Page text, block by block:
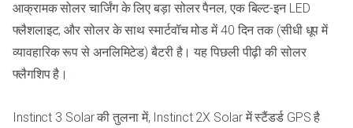
आक्रामक सोलर चार्जिंग के लिए बड़ा सोलर पैनल, एक बिल्ट-इन LED
फ्लैशलाइट, और सोलर के साथ स्मार्टवॉच मोड में 40 दिन तक (सीधी धूप में
व्यावहारिक रूप से अनलिमिटेड) बैटरी है। यह पिछली पीढ़ी की सोलर
फ्लैगशिप है।
Instinct 3 Solar की तुलना में, Instinct 2X Solar में स्टैंडर्ड GPS है